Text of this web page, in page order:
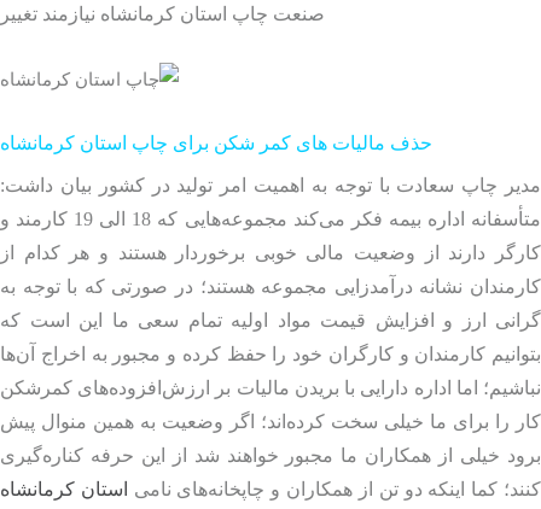
صنعت چاپ استان کرمانشاه نیازمند تغییر
حذف مالیات های کمر شکن برای چاپ استان کرمانشاه
چاپ سعادت با توجه به اهمیت امر تولید در کشور بیان داشت:
متأسفانه اداره بیمه فکر می‌کند مجموعه‌هایی که 18 الی 19 کارمند و
دارند از وضعیت مالی خوبی برخوردار هستند و هر کدام از
نشانه درآمدزایی مجموعه هستند؛ در صورتی ‌که با توجه به
ارز و افزایش قیمت مواد اولیه تمام سعی ما این است که
کارمندان و کارگران خود را حفظ کرده و مجبور به اخراج آن‌ها
اما اداره دارایی با بریدن مالیات بر ارزش‌افزوده‌های کمرشکن
را برای ما خیلی سخت کرده‌اند؛ اگر وضعیت به همین منوال پیش
خیلی از همکاران ما مجبور خواهند شد از این حرفه کناره‌گیری
کما اینکه دو تن از همکاران و چاپخانه‌های نامیاستان کرمانشاه